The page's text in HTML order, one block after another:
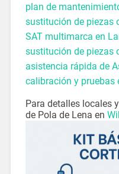
plan de
sustitución de piezas
SAT multimarca en
sustitución de piezas
asistencia rápida de
calibración y pruebas
Para detalles locales
de Pola de Lena en